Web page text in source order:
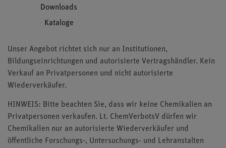
Downloads
Kataloge
Unser Angebot richtet sich nur an Institutionen,
Bildungseinrichtungen und autorisierte Vertragshändler. Kein
Verkauf an Privatpersonen und nicht autorisierte
Wiederverkäufer.
HINWEIS: Bitte beachten Sie, dass wir keine Chemikalien an
Privatpersonen verkaufen. Lt. ChemVerbotsV dürfen wir
Chemikalien nur an autorisierte Wiederverkäufer und
öffentliche Forschungs-, Untersuchungs- und Lehranstalten